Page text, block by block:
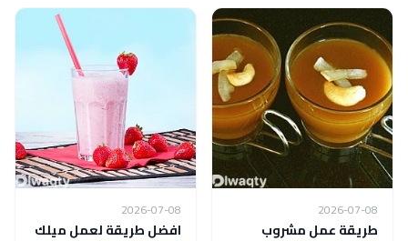
2026-07-08
طريقة عمل مشروب
2026-07-08
افضل طريقة لعمل ميلك